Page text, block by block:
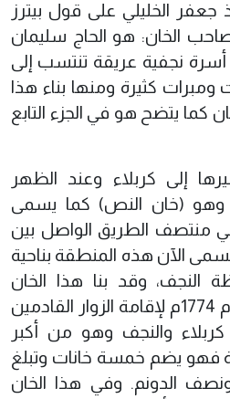
الخليلي على قول بيترز
الخان: هو الحاج سليمان
نجفية عريقة تنتسب إلى
كثيرة ومنها بناء هذا
الخان كما يتضح هو في الجزء التابع
إلى كربلاء وعند الظهر
وهو (خان النص) كما يسمى
منتصف الطريق الواصل بين
الآن هذه المنطقة بناحية
النجف، وقد بنا هذا الخان
محمد صالح كبة سنة عام 1774م لإقامة الزوار القادمين
والنجف وهو من أكبر
فهو يضم خمسة خانات وتبلغ
الدونم. وفي هذا الخان